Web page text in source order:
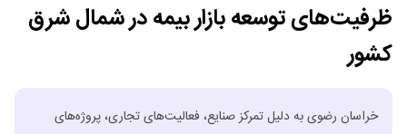
ظرفیت‌های توسعه بازار بیمه در شمال شرق
کشور
خراسان رضوی به‌ دلیل تمرکز صنایع، فعالیت‌های تجاری، پروژه‌های